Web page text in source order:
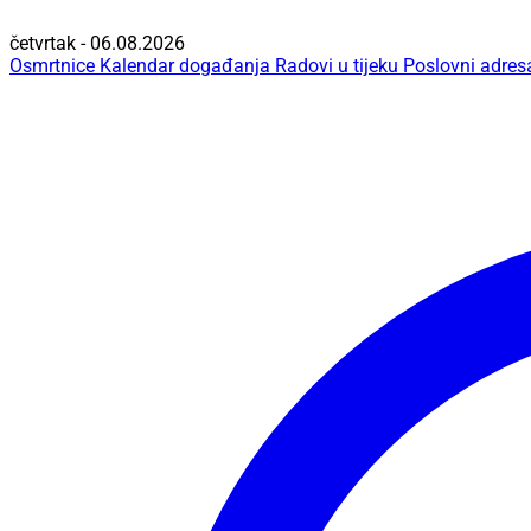
četvrtak - 06.08.2026
Osmrtnice Kalendar događanja Radovi u tijeku Poslovni